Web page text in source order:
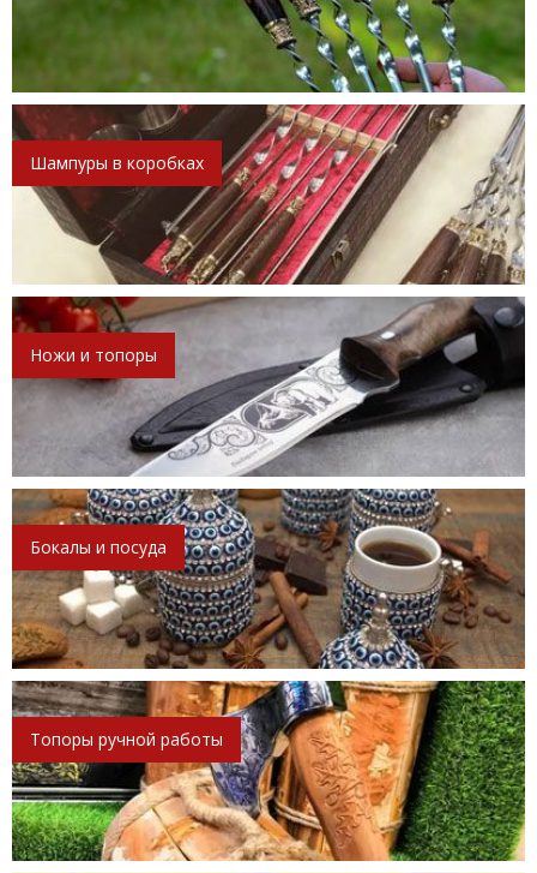
Шампуры в коробках
Ножи и топоры
Бокалы и посуда
Топоры ручной работы